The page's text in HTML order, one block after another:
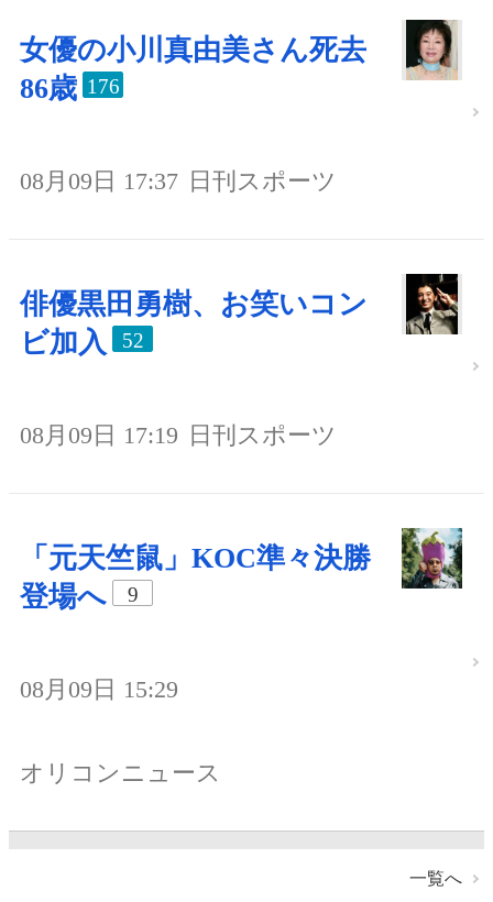
女優の小川真由美さん死去
86歳 176
08月09日 17:37 日刊スポーツ
俳優黒田勇樹、お笑いコン
ビ加入
52
08月09日 17:19 日刊スポーツ
「元天竺鼠」KOC準々決勝
登場へ
9
08月09日 15:29
オリコンニュース
一覧へ